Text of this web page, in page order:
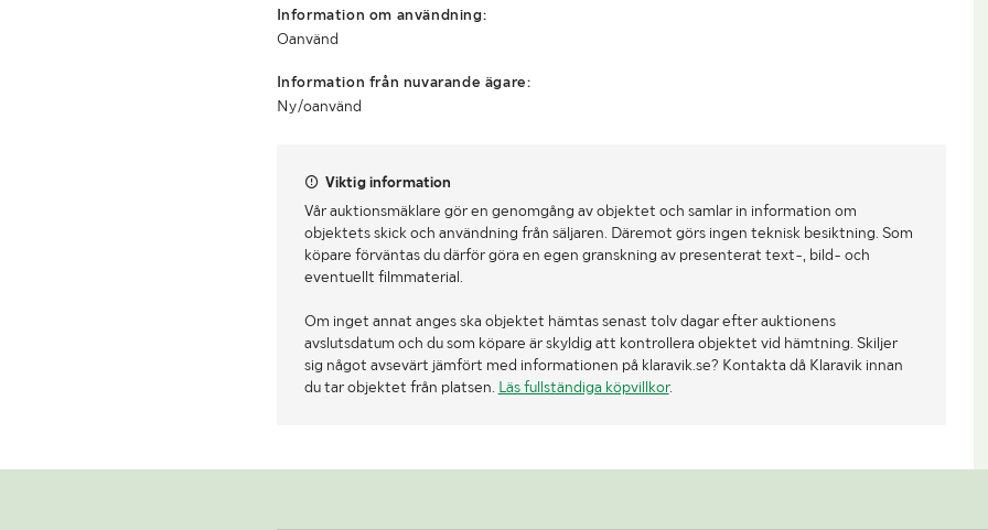
Information om användning:
Oanvänd
Information från nuvarande ägare:
Ny/oanvänd
Viktig information
Vår auktionsmäklare gör en genomgång av objektet och samlar in information om
objektets skick och användning från säljaren. Däremot görs ingen teknisk besiktning. Som
köpare förväntas du därför göra en egen granskning av presenterat text-, bild- och
eventuellt filmmaterial.
Om inget annat anges ska objektet hämtas senast tolv dagar efter auktionens
avslutsdatum och du som köpare är skyldig att kontrollera objektet vid hämtning. Skiljer
sig något avsevärt jämfört med informationen på klaravik.se? Kontakta då Klaravik innan
du tar objektet från platsen. Läs fullständiga köpvillkor.